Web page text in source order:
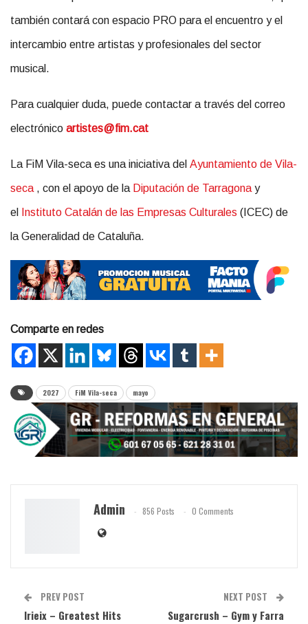
también contará con espacio PRO para el encuentro y el
intercambio entre artistas y profesionales del sector
musical.
Para cualquier duda, puede contactar a través del correo
electrónico artistes@fim.cat
La FiM Vila-seca es una iniciativa del Ayuntamiento de Vila-
seca , con el apoyo de la Diputación de Tarragona y
el Instituto Catalán de las Empresas Culturales (ICEC) de
la Generalidad de Cataluña.
Comparte en redes
2027 FiM Vila-seca mayo
Admin 856 Posts 0 Comments
PREV POST
Irieix – Greatest Hits
NEXT POST
Sugarcrush – Gym y Farra